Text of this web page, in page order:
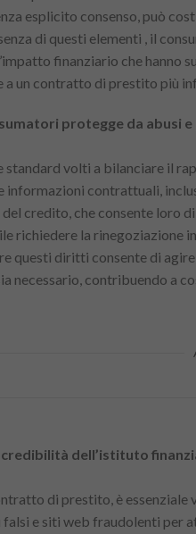
esplicito consenso, può
di questi elementi , il
finanziario che hanno
a un contratto di prestito più
protegge da abusi
standard volti a bilanciare il
informazioni contrattuali,
credito, che consente loro
richiedere la rinegoziazione
questi diritti consente di
necessario, contribuendo a
credibilità dell’istituto
di prestito, è
e siti web fraudolenti per